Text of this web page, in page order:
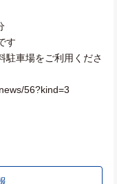
す
駐車場をご利用くださ
56?kind=3